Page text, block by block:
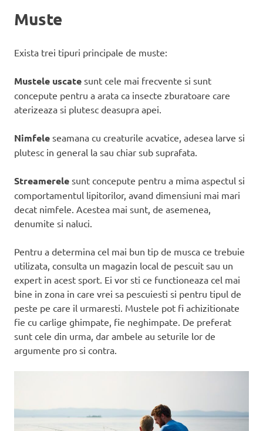
Muste
Exista trei tipuri principale de muste:
Mustele uscate sunt cele mai frecvente si sunt
concepute pentru a arata ca insecte zburatoare care
aterizeaza si plutesc deasupra apei.
Nimfele seamana cu creaturile acvatice, adesea larve si
plutesc in general la sau chiar sub suprafata.
Streamerele sunt concepute pentru a mima aspectul si
comportamentul lipitorilor, avand dimensiuni mai mari
decat nimfele. Acestea mai sunt, de asemenea,
denumite si naluci.
Pentru a determina cel mai bun tip de musca ce trebuie
utilizata, consulta un magazin local de pescuit sau un
expert in acest sport. Ei vor sti ce functioneaza cel mai
bine in zona in care vrei sa pescuiesti si pentru tipul de
peste pe care il urmaresti. Mustele pot fi achizitionate
fie cu carlige ghimpate, fie neghimpate. De preferat
sunt cele din urma, dar ambele au seturile lor de
argumente pro si contra.